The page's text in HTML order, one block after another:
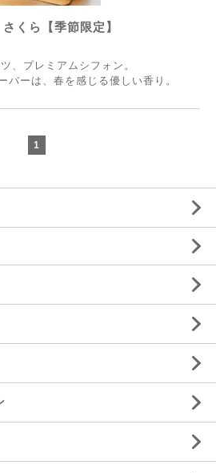
くら【季節限定】
、プレミアムシフォン。
バーは、春を感じる優しい香り。
1